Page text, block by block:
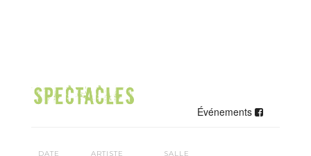
Événements
DATE ARTISTE SALLE